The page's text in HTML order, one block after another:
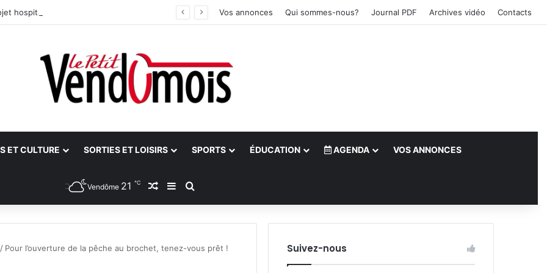
hospitalier du site unique Vos annonces Qui sommes-nous? Journal PDF Archives vidéo Contacts
ET CULTURE SORTIES ET LOISIRS SPORTS ÉDUCATION AGENDA VOS ANNONCES
Vendôme 21 ℃ Article Aléatoire
Sidebar (barre latérale)
Rechercher
/ Pour l’ouverture de la pêche au brochet, tenez-vous prêt ! Suivez-nous